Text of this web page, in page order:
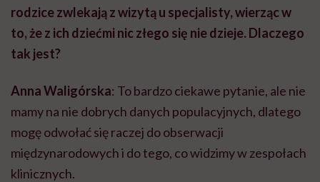
rodzice zwlekają z wizytą u specjalisty, wierząc w
to, że z ich dziećmi nic złego się nie dzieje. Dlaczego
tak jest?
Anna Waligórska: To bardzo ciekawe pytanie, ale nie
mamy na nie dobrych danych populacyjnych, dlatego
mogę odwołać się raczej do obserwacji
międzynarodowych i do tego, co widzimy w zespołach
klinicznych.